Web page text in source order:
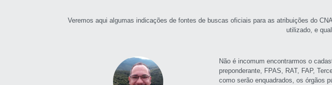
Veremos aqui algumas indicações de fontes de buscas oficiais para as atribuições do
utilizado, e
Não é incomum encontrarmos o
preponderante, FPAS, RAT, FAP,
como serão enquadrados, os órgãos